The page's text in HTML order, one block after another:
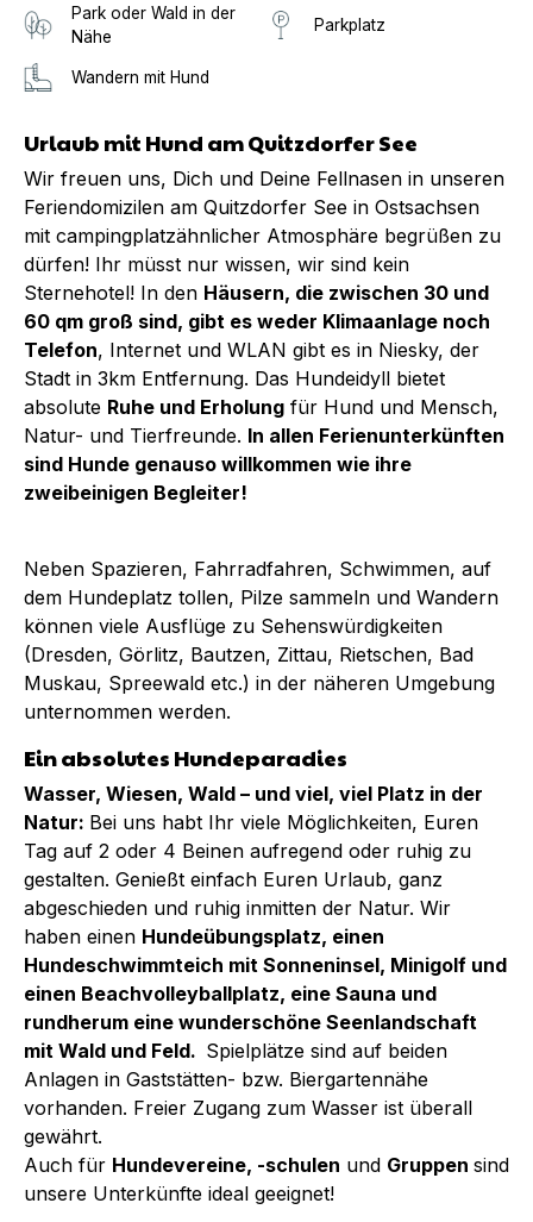
Park oder Wald in der
Nähe
Parkplatz
Wandern mit Hund
Urlaub mit Hund am Quitzdorfer See
Wir freuen uns, Dich und Deine Fellnasen in unseren
Feriendomizilen am Quitzdorfer See in Ostsachsen
mit campingplatzähnlicher Atmosphäre begrüßen zu
dürfen! Ihr müsst nur wissen, wir sind kein
Sternehotel! In den Häusern, die zwischen 30 und
60 qm groß sind, gibt es weder Klimaanlage noch
Telefon, Internet und WLAN gibt es in Niesky, der
Stadt in 3km Entfernung. Das Hundeidyll bietet
absolute Ruhe und Erholung für Hund und Mensch,
Natur- und Tierfreunde. In allen Ferienunterkünften
sind Hunde genauso willkommen wie ihre
zweibeinigen Begleiter!
Neben Spazieren, Fahrradfahren, Schwimmen, auf
dem Hundeplatz tollen, Pilze sammeln und Wandern
können viele Ausflüge zu Sehenswürdigkeiten
(Dresden, Görlitz, Bautzen, Zittau, Rietschen, Bad
Muskau, Spreewald etc.) in der näheren Umgebung
unternommen werden.
Ein absolutes Hundeparadies
Wasser, Wiesen, Wald – und viel, viel Platz in der
Natur: Bei uns habt Ihr viele Möglichkeiten, Euren
Tag auf 2 oder 4 Beinen aufregend oder ruhig zu
gestalten. Genießt einfach Euren Urlaub, ganz
abgeschieden und ruhig inmitten der Natur. Wir
haben einen Hundeübungsplatz, einen
Hundeschwimmteich mit Sonneninsel, Minigolf und
einen Beachvolleyballplatz, eine Sauna und
rundherum eine wunderschöne Seenlandschaft
mit Wald und Feld. Spielplätze sind auf beiden
Anlagen in Gaststätten- bzw. Biergartennähe
vorhanden. Freier Zugang zum Wasser ist überall
gewährt.
Auch für Hundevereine, -schulen und Gruppen sind
unsere Unterkünfte ideal geeignet!